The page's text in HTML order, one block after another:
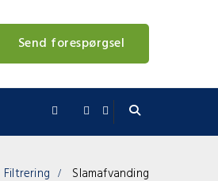
Send forespørgsel
Filtrering Slamafvanding